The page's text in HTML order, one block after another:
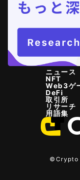
ニュース
NFT
Web3ゲ
DeFi
取引所
リサーチ
用語集
©Crypto